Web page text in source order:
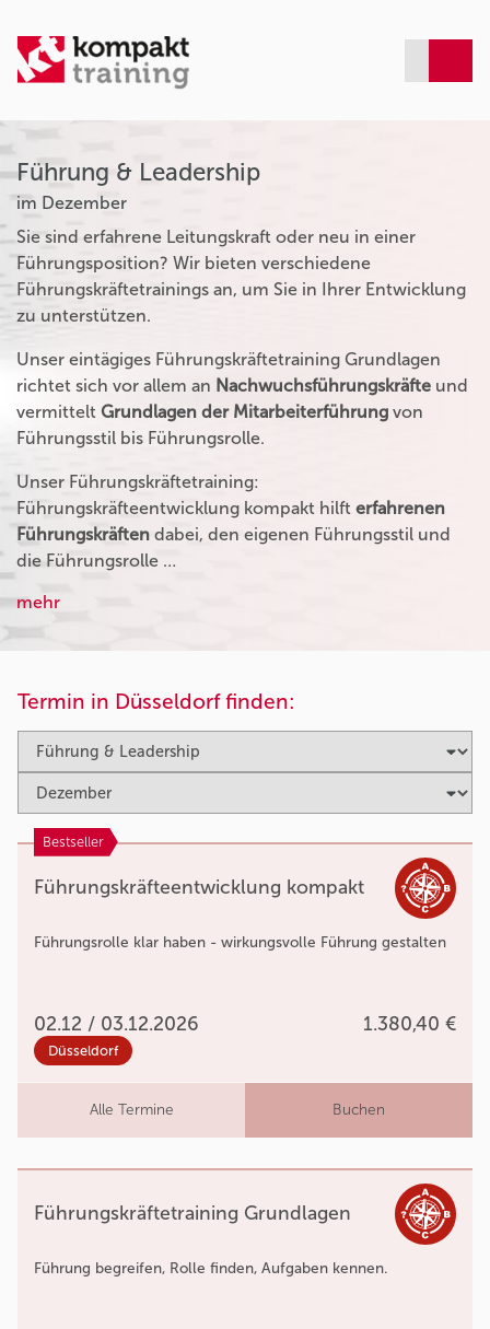
Führung & Leadership
im Dezember
Sie sind erfahrene Leitungskraft oder neu in einer
Führungsposition? Wir bieten verschiedene
Führungskräftetrainings an, um Sie in Ihrer Entwicklung
zu unterstützen.
Unser eintägiges Führungskräftetraining Grundlagen
richtet sich vor allem an Nachwuchsführungskräfte und
vermittelt Grundlagen der Mitarbeiterführung von
Führungsstil bis Führungsrolle.
Unser Führungskräftetraining:
Führungskräfteentwicklung kompakt hilft erfahrenen
Führungskräften dabei, den eigenen Führungsstil und
die Führungsrolle …
mehr
Termin in Düsseldorf finden:
Bestseller
Führungskräfteentwicklung kompakt
Führungsrolle klar haben - wirkungsvolle Führung gestalten
02.12 / 03.12.2026 1.380,40 €
Düsseldorf
Alle Termine Buchen
Führungskräftetraining Grundlagen
Führung begreifen, Rolle finden, Aufgaben kennen.